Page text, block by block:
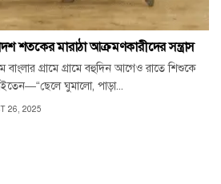
শতকের মারাঠা আক্রমণকারীদের সন্ত্রাস
গ্রামে গ্রামে বহুদিন আগেও রাতে শিশুকে
ঘুমালো, পাড়া...
26, 2025